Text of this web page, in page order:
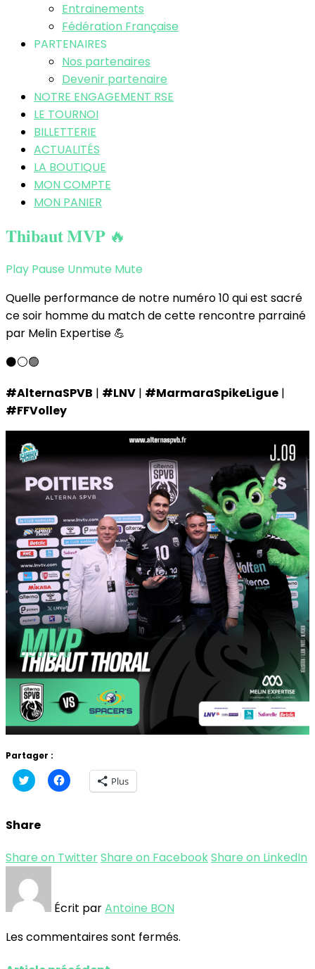
Entrainements
Fédération Française
PARTENAIRES
Nos partenaires
Devenir partenaire
NOTRE ENGAGEMENT RSE
LE TOURNOI
BILLETTERIE
ACTUALITÉS
LA BOUTIQUE
MON COMPTE
MON PANIER
𝐓𝐡𝐢𝐛𝐚𝐮𝐭 𝐌𝐕𝐏 🔥
Play Pause Unmute Mute
Quelle performance de notre numéro 10 qui est sacré
ce soir homme du match de cette rencontre parrainé
par Melin Expertise 💪
⚫️⚪️🟢
#AlternaSPVB | #LNV | #MarmaraSpikeLigue |
#FFVolley
Partager :
Cliquez
pour
dans
une
fenêtre)
Cliquez
pour
partager
fenêtre)
Plus
Share
Share on TwitterShare on FacebookShare on LinkedIn
Écrit parAntoine BON
Les commentaires sont fermés.